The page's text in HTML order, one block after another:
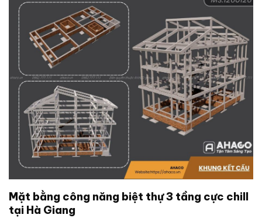
Mặt bằng công năng biệt thự 3 tầng cực chill
tại Hà Giang